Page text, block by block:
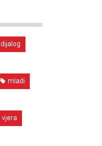
dijalog
mladi
vjera